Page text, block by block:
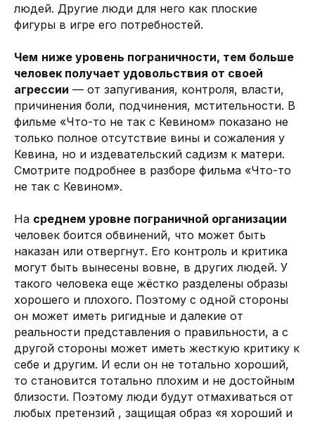
людей. Другие люди для него как плоские
фигуры в игре его потребностей.
Чем ниже уровень пограничности, тем больше
человек получает удовольствия от своей
агрессии — от запугивания, контроля, власти,
причинения боли, подчинения, мстительности. В
фильме «Что-то не так с Кевином» показано не
только полное отсутствие вины и сожаления у
Кевина, но и издевательский садизм к матери.
Смотрите подробнее в разборе фильма «Что-то
не так с Кевином».
На среднем уровне пограничной организации
человек боится обвинений, что может быть
наказан или отвергнут. Его контроль и критика
могут быть вынесены вовне, в других людей. У
такого человека еще жёстко разделены образы
хорошего и плохого. Поэтому с одной стороны
он может иметь ригидные и далекие от
реальности представления о правильности, а с
другой стороны может иметь жесткую критику к
себе и другим. И если он не тотально хороший,
то становится тотально плохим и не достойным
близости. Поэтому люди будут отмахиваться от
любых претензий , защищая образ «я хороший и